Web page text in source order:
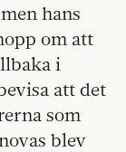
hans
om att
i
att det
som
blev